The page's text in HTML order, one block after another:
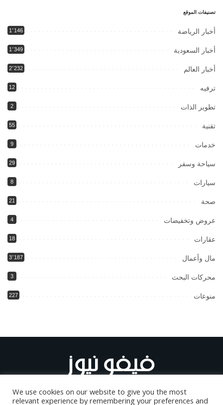
تصنيفات الموقع
أخبار الرياضة 1٬146
أخبار السعودية 1٬349
أخبار العالم 2٬232
ترفيه 12
تطوير الذات 2
تقنية 55
خدمات 9
سياحة وسفر 29
سيارات 8
صحة 21
عروض وتخفيضات 4
عقارات 18
مال وأعمال 3٬187
محركات البحث 3
منوعات 227
We use cookies on our website to give you the most
relevant experience by remembering your preferences and